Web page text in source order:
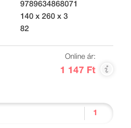
9789634868071
140 x 260 x 3
82
Online ár:
1 147 Ft